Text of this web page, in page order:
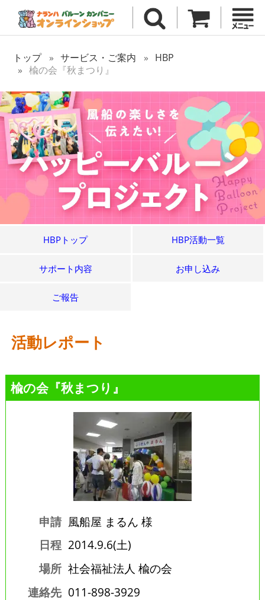
トップ サービス・ご案内
HBP
楡の会『秋まつり』
HBPトップ HBP活動一覧
サポート内容 お申し込み
ご報告
活動レポート
楡の会『秋まつり』
申請 風船屋 まるん 様
日程 2014.9.6(土)
場所 社会福祉法人 楡の会
連絡先 011-898-3929